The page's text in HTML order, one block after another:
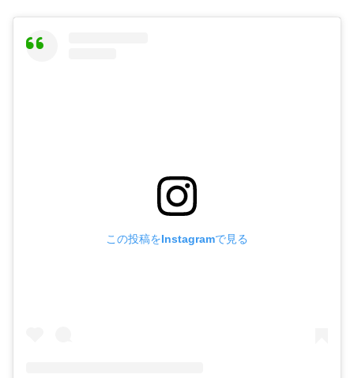
この投稿をInstagramで見る